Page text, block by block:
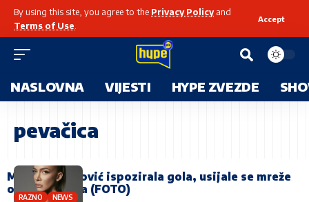
By using this site, you agree to the Privacy Policyand
Terms of Use
Accept
NASLOVNA VIJESTI HYPE ZVEZDE
pevačica
RAZNO
NEWS
Milica Torodović ispozirala gola, usijale se mreže
od komentara (FOTO)